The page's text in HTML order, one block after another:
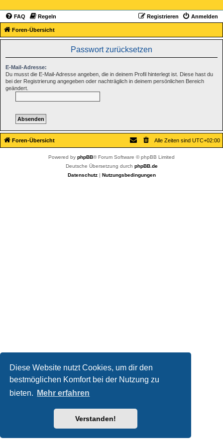
Diese Website nutzt Cookies, um dir den
bestmöglichen Komfort bei der Nutzung zu
bieten.
Mehr erfahren
Verstanden!
FAQ Regeln Anmelden
Registrieren
Foren-Übersicht
Passwort zurücksetzen
E-Mail-Adresse:
Du musst die E-Mail-Adresse angeben, die in deinem Profil hinterlegt ist. Diese hast du
bei der Registrierung angegeben oder nachträglich in deinem persönlichen Bereich
geändert.
Foren-Übersicht Alle Zeiten sind UTC+02:00
Powered by phpBB® Forum Software © phpBB Limited
Deutsche Übersetzung durch phpBB.de
Datenschutz| Nutzungsbedingungen